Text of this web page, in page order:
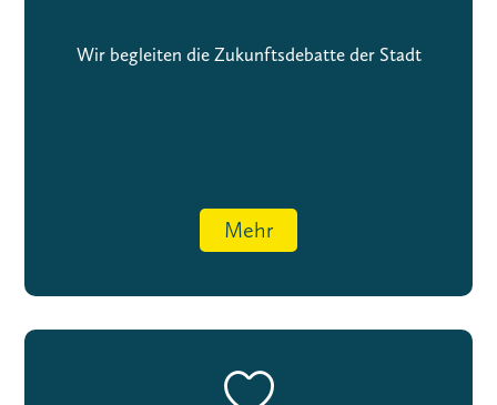
Wir begleiten die Zukunftsdebatte der Stadt
Mehr
